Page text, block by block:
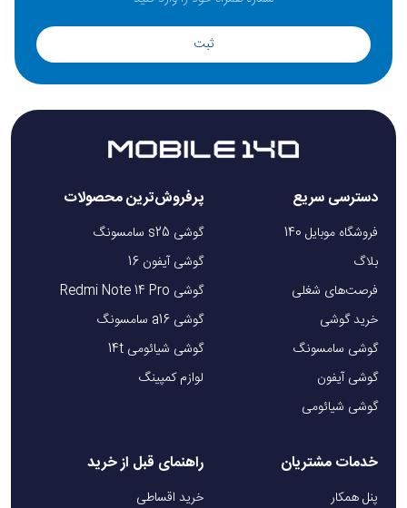
ثبت
دسترسی سریع
فروشگاه موبایل 140
بلاگ
فرصت‌های شغلی
خرید گوشی
گوشی سامسونگ
گوشی آیفون
گوشی شیائومی
پرفروش‌ترین محصولات
گوشی s25 سامسونگ
گوشی آیفون 16
گوشی Redmi Note 14 Pro
گوشی a16 سامسونگ
گوشی شیائومی 14t
لوازم کمپینگ
خدمات مشتریان
پنل همکار
راهنمای قبل از خرید
خرید اقساطی